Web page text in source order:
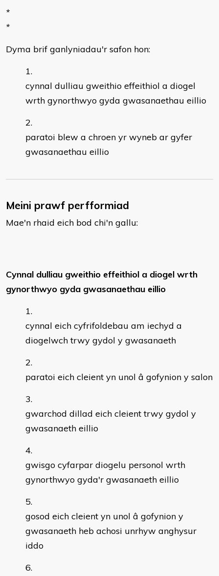
*
*
Dyma brif ganlyniadau'r safon hon:
cynnal dulliau gweithio effeithiol a diogel
wrth gynorthwyo gyda gwasanaethau eillio
paratoi blew a chroen yr wyneb ar gyfer
gwasanaethau eillio
Meini prawf perfformiad
Mae'n rhaid eich bod chi'n gallu:
Cynnal dulliau gweithio effeithiol a diogel wrth
gynorthwyo gyda gwasanaethau eillio
cynnal eich cyfrifoldebau am iechyd a
diogelwch trwy gydol y gwasanaeth
paratoi eich cleient yn unol â gofynion y salon
gwarchod dillad eich cleient trwy gydol y
gwasanaeth eillio
gwisgo cyfarpar diogelu personol wrth
gynorthwyo gyda'r gwasanaeth eillio
gosod eich cleient yn unol â gofynion y
gwasanaeth heb achosi unrhyw anghysur
iddo